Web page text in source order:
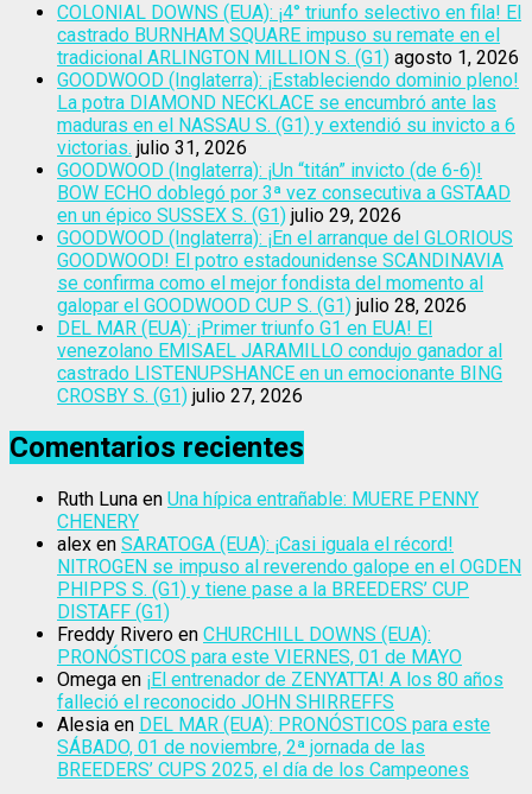
COLONIAL DOWNS (EUA): ¡4° triunfo selectivo en fila! El
castrado BURNHAM SQUARE impuso su remate en el
tradicional ARLINGTON MILLION S. (G1) agosto 1, 2026
GOODWOOD (Inglaterra): ¡Estableciendo dominio pleno!
La potra DIAMOND NECKLACE se encumbró ante las
maduras en el NASSAU S. (G1) y extendió su invicto a 6
victorias. julio 31, 2026
GOODWOOD (Inglaterra): ¡Un “titán” invicto (de 6-6)!
BOW ECHO doblegó por 3ª vez consecutiva a GSTAAD
en un épico SUSSEX S. (G1) julio 29, 2026
GOODWOOD (Inglaterra): ¡En el arranque del GLORIOUS
GOODWOOD! El potro estadounidense SCANDINAVIA
se confirma como el mejor fondista del momento al
galopar el GOODWOOD CUP S. (G1) julio 28, 2026
DEL MAR (EUA): ¡Primer triunfo G1 en EUA! El
venezolano EMISAEL JARAMILLO condujo ganador al
castrado LISTENUPSHANCE en un emocionante BING
CROSBY S. (G1) julio 27, 2026
Comentarios recientes
Ruth Luna en Una hípica entrañable: MUERE PENNY
CHENERY
alex en SARATOGA (EUA): ¡Casi iguala el récord!
NITROGEN se impuso al reverendo galope en el OGDEN
PHIPPS S. (G1) y tiene pase a la BREEDERS’ CUP
DISTAFF (G1)
Freddy Rivero en CHURCHILL DOWNS (EUA):
PRONÓSTICOS para este VIERNES, 01 de MAYO
Omega en ¡El entrenador de ZENYATTA! A los 80 años
falleció el reconocido JOHN SHIRREFFS
Alesia en DEL MAR (EUA): PRONÓSTICOS para este
SÁBADO, 01 de noviembre, 2ª jornada de las
BREEDERS’ CUPS 2025, el día de los Campeones